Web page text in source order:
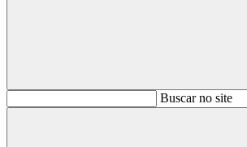
BuscarBuscar no site